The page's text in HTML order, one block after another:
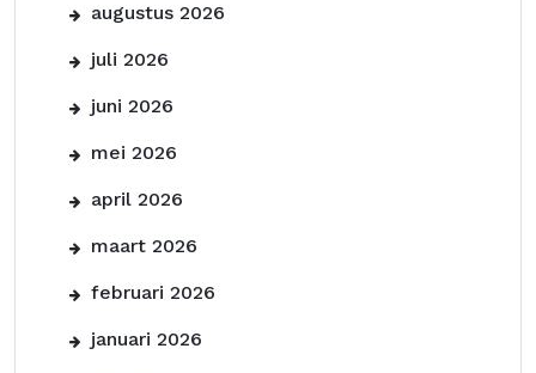
augustus 2026
juli 2026
juni 2026
mei 2026
april 2026
maart 2026
februari 2026
januari 2026